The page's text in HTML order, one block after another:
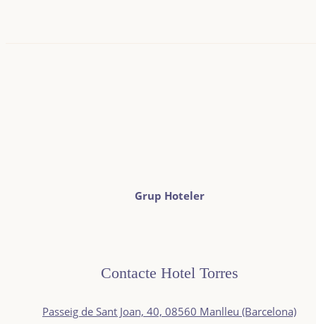
Grup Hoteler
Contacte Hotel Torres
Passeig de Sant Joan, 40, 08560 Manlleu (Barcelona)